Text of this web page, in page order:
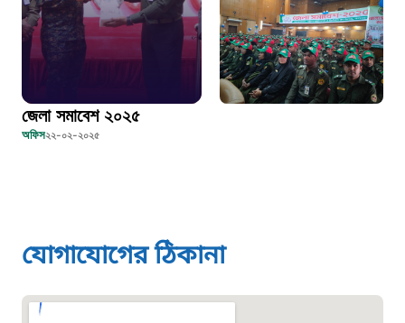
১৬১২২
স্মার্ট ভূমি সেবা
১০৯৮
১৬১০৯
জেলা সমাবেশ ২০২৫
অফিস২২-০২-২০২৫
যোগাযোগের ঠিকানা